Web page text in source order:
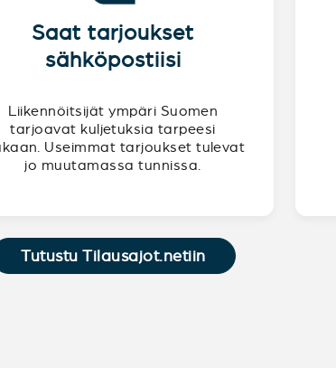
Saat tarjoukset
sähköpostiisi
Liikennöitsijät ympäri Suomen
tarjoavat kuljetuksia tarpeesi
Useimmat tarjoukset tulevat
jo muutamassa tunnissa.
Tutustu Tilausajot.netiin